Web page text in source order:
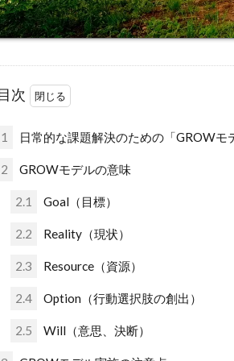
次
1 日常的な課題解決のための「GROWモ
2 GROWモデルの意味
2.1 Goal（目標）
2.2 Reality（現状）
2.3 Resource（資源）
2.4 Option（行動選択肢の創出）
2.5 Will（意思、決断）